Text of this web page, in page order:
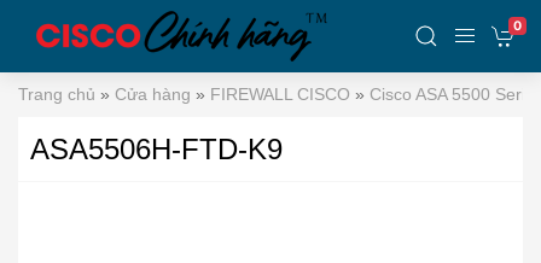
0
Trang chủ » Cửa hàng » FIREWALL CISCO » Cisco ASA 5500
ASA5506H-FTD-K9